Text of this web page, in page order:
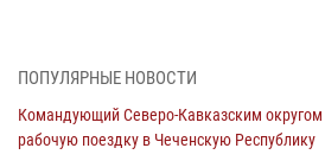
Смольного собора в Санкт-Петербурге
07 августа 2026, 11:34
ПОПУЛЯРНЫЕ НОВОСТИ
Командующий Северо-Кавказским
рабочую поездку в Чеченскую Республику